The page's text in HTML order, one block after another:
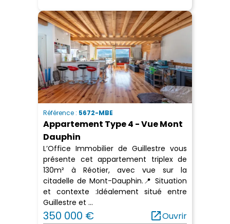
Référence : 5672-MBE
Appartement Type 4 - Vue Mont
Dauphin
L’Office Immobilier de Guillestre vous
présente cet appartement triplex de
130m² à Réotier, avec vue sur la
citadelle de Mont-Dauphin.📍 Situation
et contexte :Idéalement situé entre
Guillestre et ...
350 000 € open_in_newOuvrir